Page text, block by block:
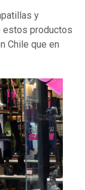
y
estos productos
Chile que en